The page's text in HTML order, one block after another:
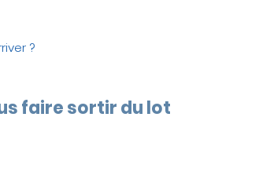
?
faire sortir du lot